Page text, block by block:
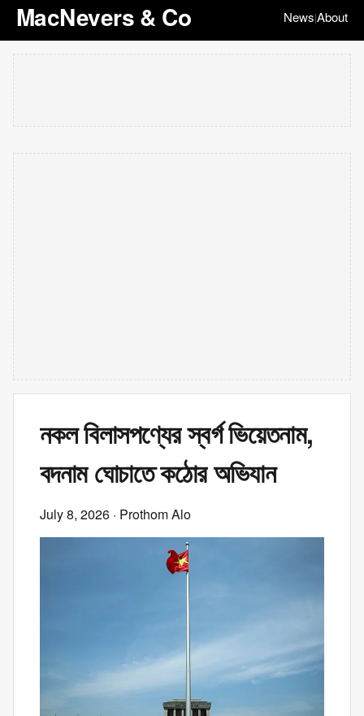
MacNevers & Co News|About
নকল বিলাসপণ্যের স্বর্গ ভিয়েতনাম,
বদনাম ঘোচাতে কঠোর অভিযান
July 8, 2026 · Prothom Alo